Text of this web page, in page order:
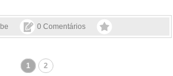
0 Comentários
1 2